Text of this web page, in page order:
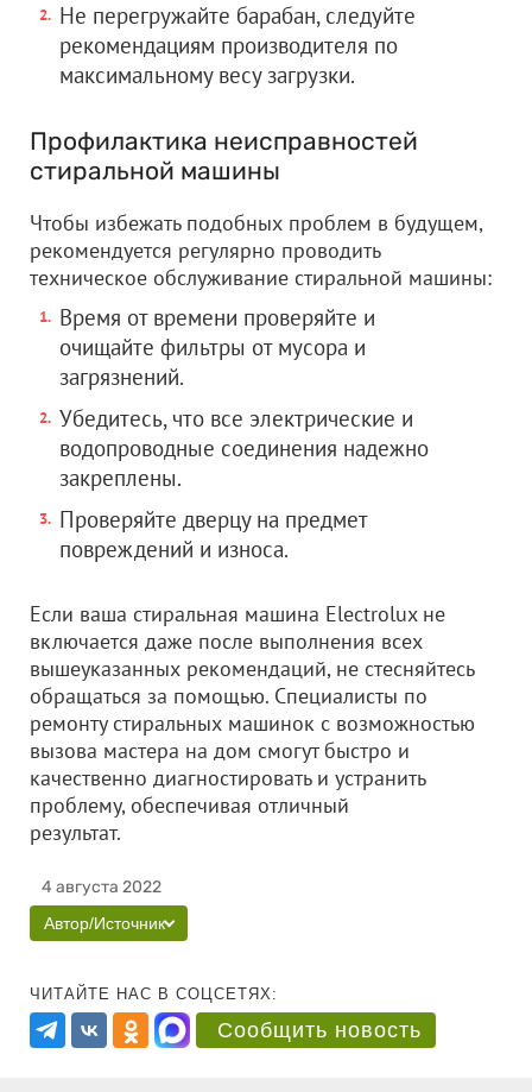
Не перегружайте барабан, следуйте
рекомендациям производителя по
максимальному весу загрузки.
Профилактика неисправностей
стиральной машины
Чтобы избежать подобных проблем в будущем,
рекомендуется регулярно проводить
техническое обслуживание стиральной машины:
Время от времени проверяйте и
очищайте фильтры от мусора и
загрязнений.
Убедитесь, что все электрические и
водопроводные соединения надежно
закреплены.
Проверяйте дверцу на предмет
повреждений и износа.
Если ваша стиральная машина Electrolux не
включается даже после выполнения всех
вышеуказанных рекомендаций, не стесняйтесь
обращаться за помощью. Специалисты по
ремонту стиральных машинок с возможностью
вызова мастера на дом смогут быстро и
качественно диагностировать и устранить
проблему, обеспечивая отличный
результат.
4 августа 2022
Автор/Источник
ЧИТАЙТЕ НАС В СОЦСЕТЯХ:
Сообщить новость